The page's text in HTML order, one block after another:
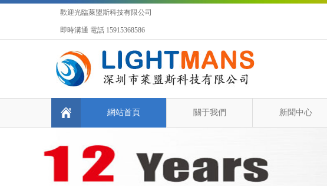
歡迎光臨萊盟斯科技有限公司
即時溝通 電話 15915368586
網站首頁 關于我們 新聞中心